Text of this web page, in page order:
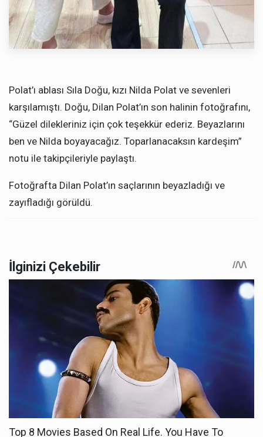
Polat’ı ablası Sıla Doğu, kızı Nilda Polat ve sevenleri
karşılamıştı. Doğu, Dilan Polat’ın son halinin fotoğrafını,
“Güzel dilekleriniz için çok teşekkür ederiz. Beyazlarını
ben ve Nilda boyayacağız. Toparlanacaksın kardeşim”
notu ile takipçileriyle paylaştı.
Fotoğrafta Dilan Polat’ın saçlarının beyazladığı ve
zayıfladığı görüldü.